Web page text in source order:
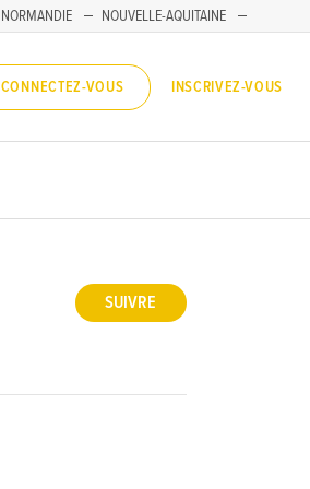
NORMANDIE
NOUVELLE-AQUITAINE
CONNECTEZ-VOUS INSCRIVEZ-VOUS
SUIVRE